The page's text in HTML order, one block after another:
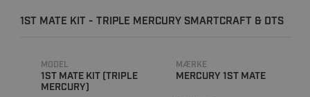
1ST MATE KIT - TRIPLE MERCURY SMARTCRAFT & DTS
MODEL
1ST MATE KIT (TRIPLE
MERCURY)
MÆRKE
MERCURY 1ST MATE